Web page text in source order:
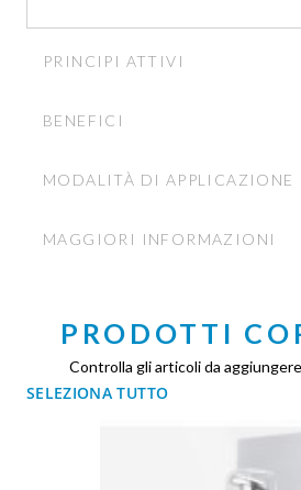
PRINCIPI ATTIVI
BENEFICI
MODALITÀ DI APPLICAZIONE
MAGGIORI INFORMAZIONI
PRODOTTI
Controlla gli articoli da
SELEZIONA TUTTO